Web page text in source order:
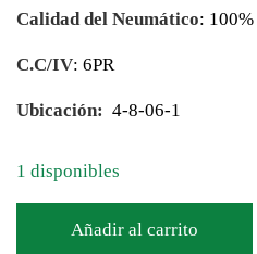
Calidad del Neumático: 100%
C.C/IV: 6PR
Ubicación: 4-8-06-1
1 disponibles
Añadir al carrito